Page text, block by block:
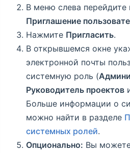
В меню слева перейдите
Приглашение
Нажмите Пригласить.
В открывшемся окне
электронной почты
системную роль (
Руководитель проектов
Больше информации о
можно найти в разделе
системных ролей.
Опционально: Вы можете